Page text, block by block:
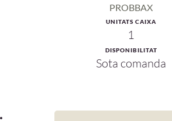
PROBBAX
UNITATS CAIXA
1
DISPONIBILITAT
Sota comanda